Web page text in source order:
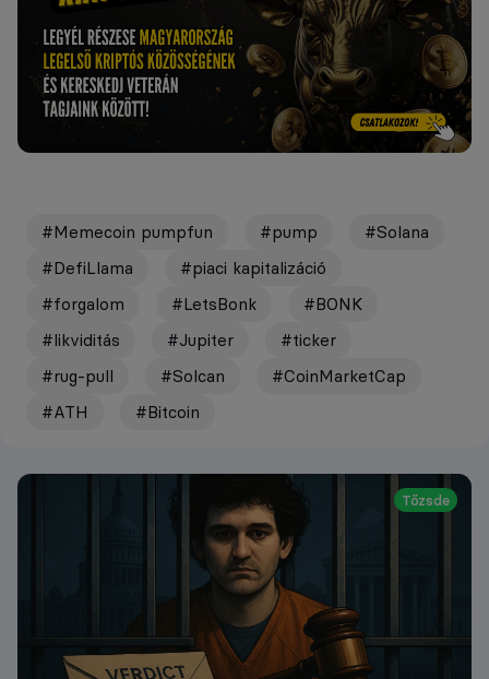
#Memecoin pumpfun #pump
#Solana
#DefiLlama
#piaci kapitalizáció
#forgalom
#LetsBonk
#BONK
#likviditás
#Jupiter
#ticker
#rug-pull
#Solcan
#CoinMarketCap
#ATH
#Bitcoin
Tőzsde